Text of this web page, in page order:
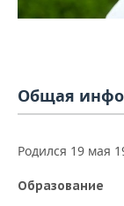
НЕФТЕХИМИЯ
ОПК
РОЗНИЧНАЯ
УСЛУГИ
НОВОСТИ
МЕДИА
ВЫЕЗДНАЯ
БИЗНЕС-
ONLINE-
НОВОСТИ
ФУТБОЛ
ХОККЕЙ
ОБЩЕСТВО
НОВОСТИ
ВЛАСТЬ
ФОТОГАЛЕРЕЯ
СЮЖЕТЫ
Общая
Родился 19 мая
Образование